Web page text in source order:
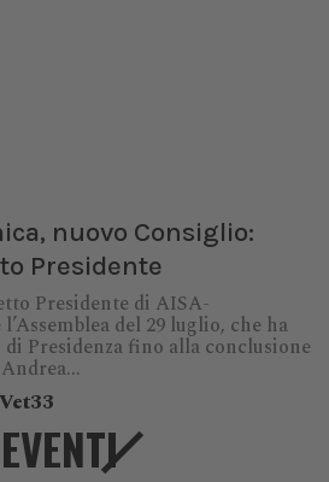
nuovo Consiglio:
Presidente
Presidente di AISA-
del 29 luglio, che ha
Presidenza fino alla conclusione
EVENTI